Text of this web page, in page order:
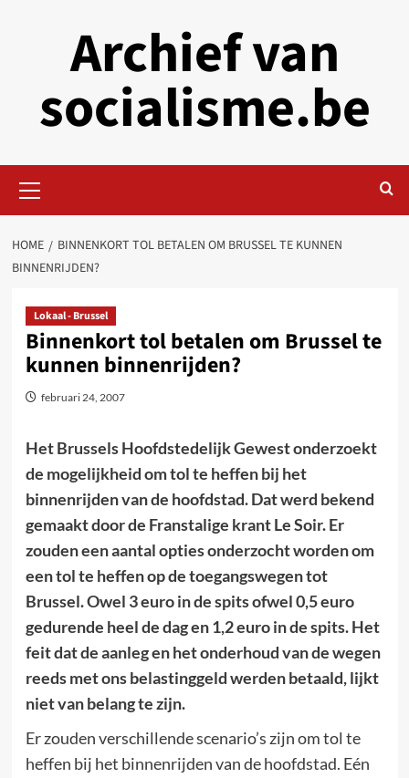
Archief van
socialisme.be
Menu
HOME
BINNENKORT TOL BETALEN OM BRUSSEL TE KUNNEN
BINNENRIJDEN?
Lokaal - Brussel
Binnenkort tol betalen om Brussel te
kunnen binnenrijden?
februari 24, 2007
Het Brussels Hoofdstedelijk Gewest onderzoekt
de mogelijkheid om tol te heffen bij het
binnenrijden van de hoofdstad. Dat werd bekend
gemaakt door de Franstalige krant Le Soir. Er
zouden een aantal opties onderzocht worden om
een tol te heffen op de toegangswegen tot
Brussel. Owel 3 euro in de spits ofwel 0,5 euro
gedurende heel de dag en 1,2 euro in de spits. Het
feit dat de aanleg en het onderhoud van de wegen
reeds met ons belastinggeld werden betaald, lijkt
niet van belang te zijn.
Er zouden verschillende scenario’s zijn om tol te
heffen bij het binnenrijden van de hoofdstad. Eén